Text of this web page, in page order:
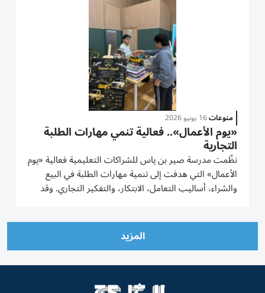
منوعات16 يونيو 2026
«يوم الأعمال».. فعالية تنمي مهارات الطلبة
التجارية
نظّمت مدرسة صير بن ياس للشراكات التعليمية فعالية «يوم
الأعمال» التي هدفت إلى تنمية مهارات الطلبة في البيع
والشراء، أساليب التعامل، الابتكار، والتفكير التجاري. وقد
المزيد